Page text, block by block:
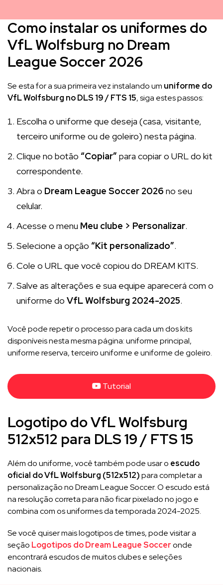
Como instalar os uniformes do
VfL Wolfsburg no Dream
League Soccer 2026
Se esta for a sua primeira vez instalando um uniforme do
VfL Wolfsburg no DLS 19 / FTS 15, siga estes passos:
Escolha o uniforme que deseja (casa, visitante,
terceiro uniforme ou de goleiro) nesta página.
Clique no botão “Copiar” para copiar o URL do kit
correspondente.
Abra o Dream League Soccer 2026 no seu
celular.
Acesse o menu Meu clube > Personalizar.
Selecione a opção “Kit personalizado”.
Cole o URL que você copiou do DREAM KITS.
Salve as alterações e sua equipe aparecerá com o
uniforme do VfL Wolfsburg 2024-2025.
Você pode repetir o processo para cada um dos kits
disponíveis nesta mesma página: uniforme principal,
uniforme reserva, terceiro uniforme e uniforme de goleiro.
Tutorial
Logotipo do VfL Wolfsburg
512x512 para DLS 19 / FTS 15
Além do uniforme, você também pode usar o escudo
oficial do VfL Wolfsburg (512x512)para completar a
personalização no Dream League Soccer. O escudo está
na resolução correta para não ficar pixelado no jogo e
combina com os uniformes da temporada 2024-2025.
Se você quiser mais logotipos de times, pode visitar a
seção Logotipos do Dream League Socceronde
encontrará escudos de muitos clubes e seleções
nacionais.